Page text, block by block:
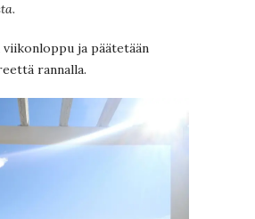
.
viikonloppu ja päätetään
rannalla.